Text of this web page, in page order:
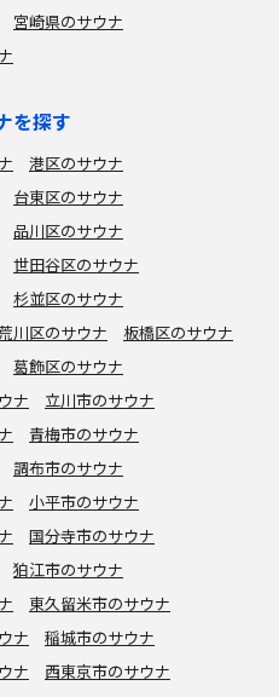
宮崎県のサウナ
を探す
港区のサウナ
台東区のサウナ
品川区のサウナ
世田谷区のサウナ
杉並区のサウナ
川区のサウナ
板橋区のサウナ
葛飾区のサウナ
ナ
立川市のサウナ
青梅市のサウナ
調布市のサウナ
小平市のサウナ
国分寺市のサウナ
狛江市のサウナ
東久留米市のサウナ
ナ
稲城市のサウナ
ナ
西東京市のサウナ